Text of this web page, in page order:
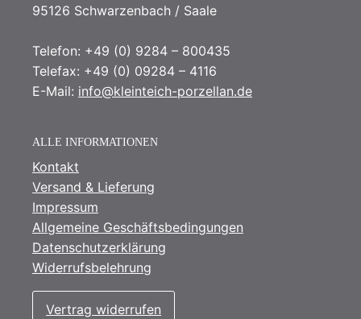
95126 Schwarzenbach / Saale
Telefon: +49 (0) 9284 – 800435
Telefax: +49 (0) 09284 – 4116
E-Mail: info@kleinteich-porzellan.de
ALLE INFORMATIONEN
Kontakt
Versand & Lieferung
Impressum
Allgemeine Geschäftsbedingungen
Datenschutzerklärung
Widerrufsbelehrung
Vertrag widerrufen